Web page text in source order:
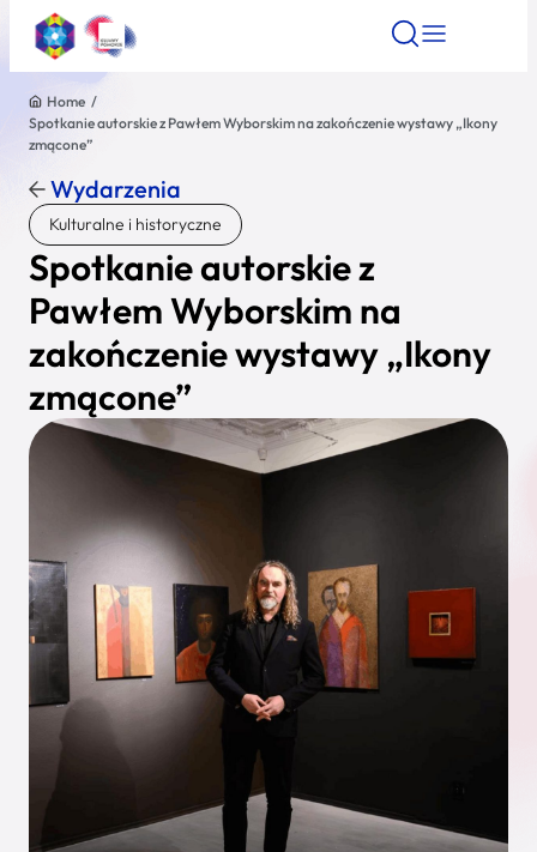
Znajdź atrakcję Znajdź artykuł Znajdź
Znajdź atrakcję
Nazwa atrakcji
Miasto
Kategoria
Wyszukaj
Home /
Spotkanie autorskie z Pawłem Wyborskim na zakończenie wystawy „Ikony
zmącone”
Wydarzenia
Kulturalne i historyczne
Spotkanie autorskie z
Pawłem Wyborskim na
zakończenie wystawy „Ikony
zmącone”